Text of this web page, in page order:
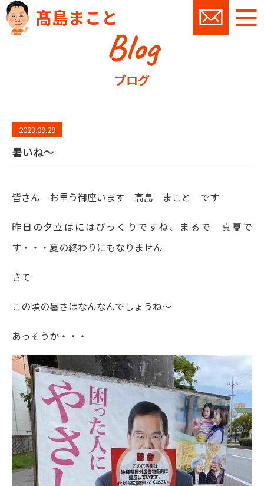
髙島まこと
Blog
ブログ
2023.09.29
暑いね～
皆さん お早う御座います 高島 まこと です
昨日の夕立はにはびっくりですね、まるで 真夏で
す・・・夏の終わりにもなりません
さて
この頃の暑さはなんなんでしょうね～
あっそうか・・・